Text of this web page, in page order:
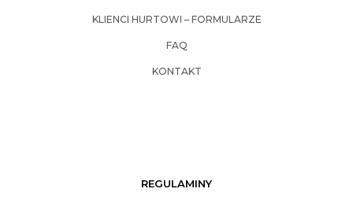
KLIENCI HURTOWI – FORMULARZE
FAQ
KONTAKT
REGULAMINY